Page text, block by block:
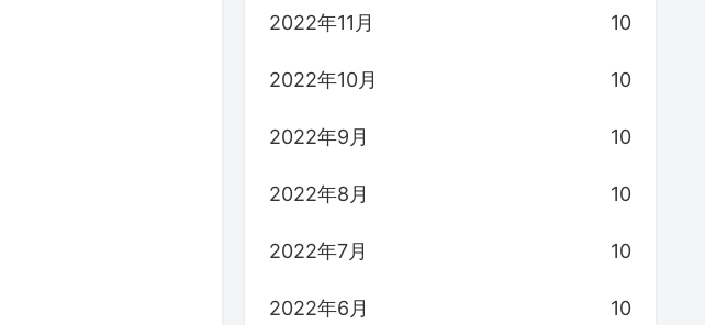
2022年11月 10
2022年10月 10
2022年9月 10
2022年8月 10
2022年7月 10
2022年6月 10